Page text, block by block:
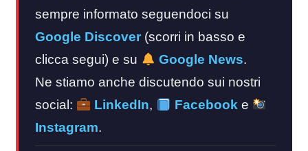
sempre informato seguendoci su
Google Discover (scorri in basso e
clicca segui) e su
Google News.
Ne stiamo anche discutendo sui nostri
social:
LinkedIn, Facebooke
Instagram.